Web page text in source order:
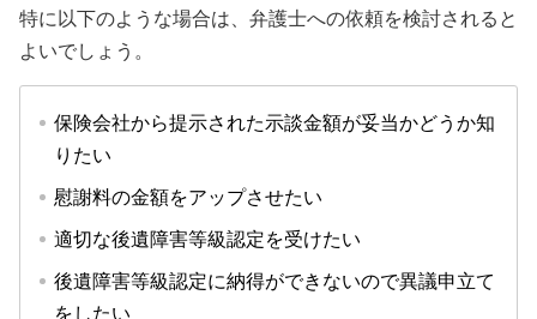
特に以下のような場合は、弁護士への依頼を検討されると
よいでしょう。
保険会社から提示された示談金額が妥当かどうか知
りたい
慰謝料の金額をアップさせたい
適切な後遺障害等級認定を受けたい
後遺障害等級認定に納得ができないので異議申立て
をしたい